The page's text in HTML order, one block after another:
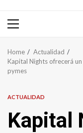
Primary
Home
Actualidad
Kapital Nights ofrecerá
pymes
ACTUALIDAD
Kapital